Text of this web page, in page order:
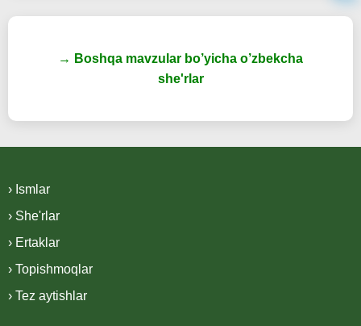
→ Boshqa mavzular bo’yicha o’zbekcha
she'rlar
› Ismlar
› She'rlar
› Ertaklar
› Topishmoqlar
› Tez aytishlar